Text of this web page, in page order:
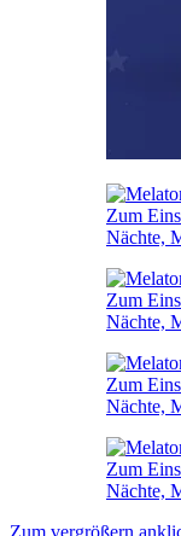
Zum vergrößern